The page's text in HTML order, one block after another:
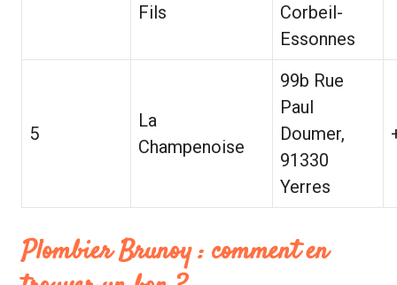
Fils
Corbeil-
Essonnes
5
La
Champenoise
99b Rue
Paul
Doumer,
91330
Yerres
Plombier Brunoy : comment en